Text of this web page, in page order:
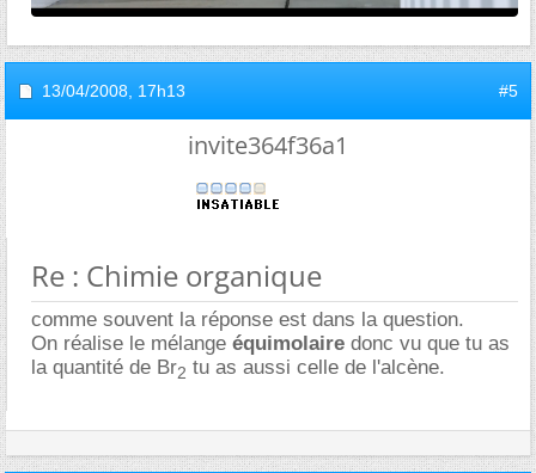
13/04/2008, 17h13 #5
invite364f36a1
Re : Chimie organique
comme souvent la réponse est dans la question.
On réalise le mélange équimolaire donc vu que tu as
la quantité de Br2 tu as aussi celle de l'alcène.